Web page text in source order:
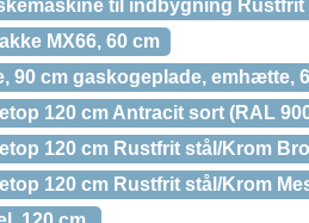
til indbygning
MX66, 60 cm
90 cm gaskogeplade,
120 cm Antracit sort (RAL
120 cm Rustfrit stål/Krom
120 cm Rustfrit stål/Krom